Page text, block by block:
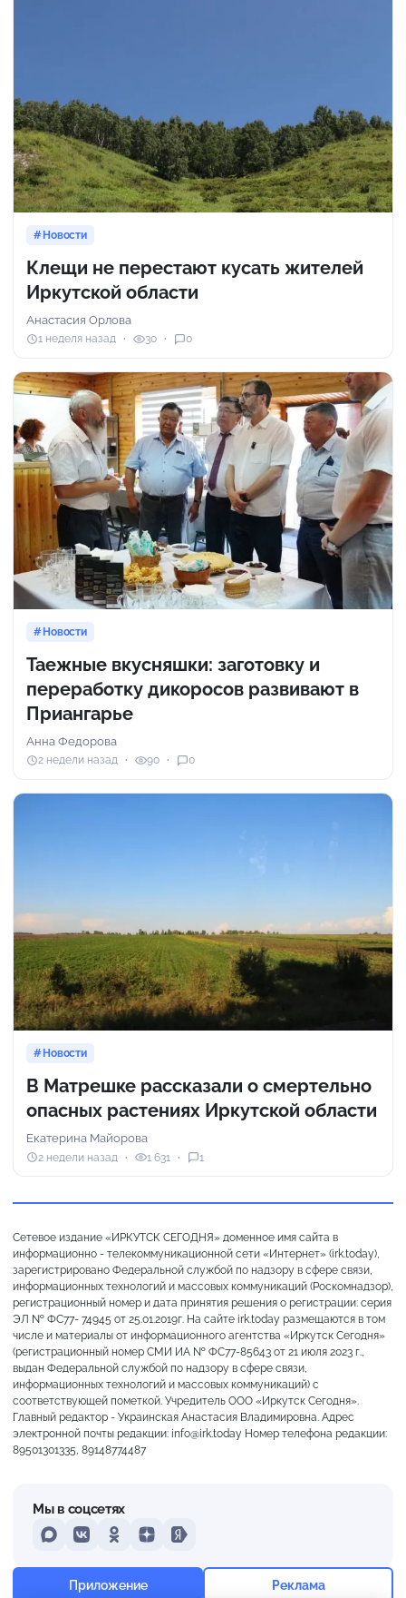
Новости
Клещи не перестают кусать жителей
Иркутской области
Анастасия Орлова
1 неделя назад 30 0
Новости
Таежные вкусняшки: заготовку и
переработку дикоросов развивают в
Приангарье
Анна Федорова
2 недели назад 90 0
Новости
В Матрешке рассказали о смертельно
опасных растениях Иркутской области
Екатерина Майорова
2 недели назад 1 631 1
Сетевое издание «ИРКУТСК СЕГОДНЯ» доменное имя сайта в
информационно - телекоммуникационной сети «Интернет» (irk.today),
зарегистрировано Федеральной службой по надзору в сфере связи,
информационных технологий и массовых коммуникаций (Роскомнадзор),
регистрационный номер и дата принятия решения о регистрации: серия
ЭЛ № ФС77- 74945 от 25.01.2019г. На сайте irk.today размещаются в том
числе и материалы от информационного агентства «Иркутск Сегодня»
(регистрационный номер СМИ ИА № ФС77-85643 от 21 июля 2023 г.,
выдан Федеральной службой по надзору в сфере связи,
информационных технологий и массовых коммуникаций) с
соответствующей пометкой. Учредитель ООО «Иркутск Сегодня».
Главный редактор - Украинская Анастасия Владимировна. Адрес
электронной почты редакции: info@irk.today Номер телефона редакции:
89501301335, 89148774487
Мы в соцсетях
MAXVKontakteOdnoklassniki
DzenYandex
Приложение Реклама